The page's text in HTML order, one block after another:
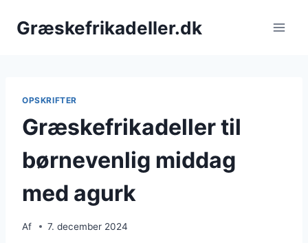
Græskefrikadeller.dk
OPSKRIFTER
Græskefrikadeller til
børnevenlig middag
med agurk
Af 7. december 2024